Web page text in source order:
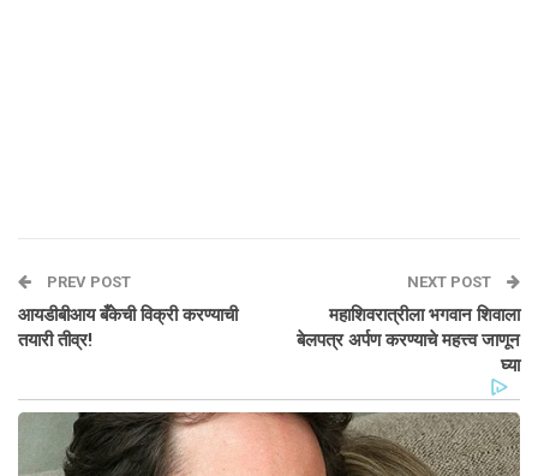
PREV POST
आयडीबीआय बँकेची विक्री करण्याची
तयारी तीव्र!
NEXT POST
महाशिवरात्रीला भगवान शिवाला
बेलपत्र अर्पण करण्याचे महत्त्व जाणून
घ्या